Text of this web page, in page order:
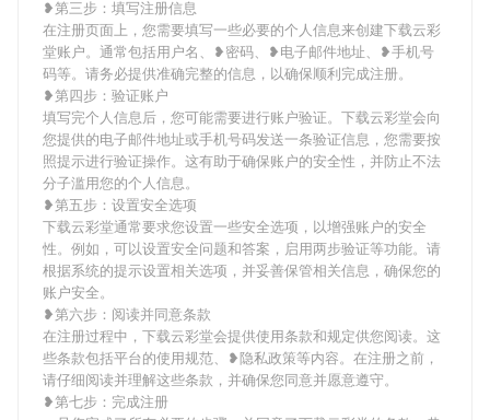
❥第三步：填写注册信息
在注册页面上，您需要填写一些必要的个人信息来创建下载云彩
堂账户。通常包括用户名、❥密码、❥电子邮件地址、❥手机号
码等。请务必提供准确完整的信息，以确保顺利完成注册。
❥第四步：验证账户
填写完个人信息后，您可能需要进行账户验证。下载云彩堂会向
您提供的电子邮件地址或手机号码发送一条验证信息，您需要按
照提示进行验证操作。这有助于确保账户的安全性，并防止不法
分子滥用您的个人信息。
❥第五步：设置安全选项
下载云彩堂通常要求您设置一些安全选项，以增强账户的安全
性。例如，可以设置安全问题和答案，启用两步验证等功能。请
根据系统的提示设置相关选项，并妥善保管相关信息，确保您的
账户安全。
❥第六步：阅读并同意条款
在注册过程中，下载云彩堂会提供使用条款和规定供您阅读。这
些条款包括平台的使用规范、❥隐私政策等内容。在注册之前，
请仔细阅读并理解这些条款，并确保您同意并愿意遵守。
❥第七步：完成注册